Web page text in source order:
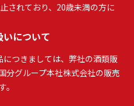
されており、20歳未満の方に
について
つきましては、弊社の酒類販
分グループ本社株式会社の販売